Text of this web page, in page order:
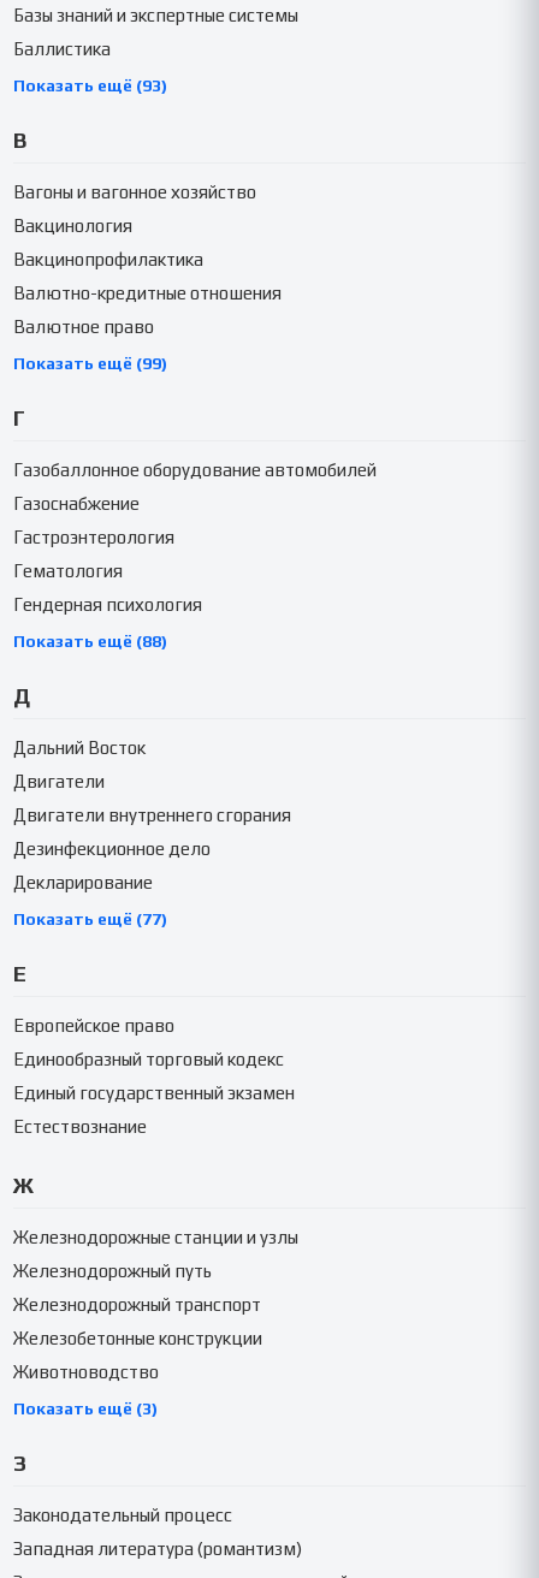
Базы знаний и экспертные системы
Баллистика
Показать ещё (93)
В
Вагоны и вагонное хозяйство
Вакцинология
Вакцинопрофилактика
Валютно-кредитные отношения
Валютное право
Показать ещё (99)
Г
Газобаллонное оборудование автомобилей
Газоснабжение
Гастроэнтерология
Гематология
Гендерная психология
Показать ещё (88)
Д
Дальний Восток
Двигатели
Двигатели внутреннего сгорания
Дезинфекционное дело
Декларирование
Показать ещё (77)
Е
Европейское право
Единообразный торговый кодекс
Единый государственный экзамен
Естествознание
Ж
Железнодорожные станции и узлы
Железнодорожный путь
Железнодорожный транспорт
Железобетонные конструкции
Животноводство
Показать ещё (3)
З
Законодательный процесс
Западная литература (романтизм)